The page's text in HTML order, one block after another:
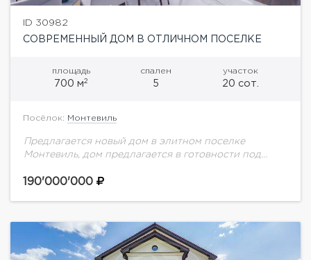
ID 30982
СОВРЕМЕННЫЙ ДОМ В ОТЛИЧНОМ ПОСЕЛКЕ
площадь
700 м2
спален
5
участок
20 сот.
Посёлок: Монтевиль
Предлагается новый дом в элитном поселке
Монтевиль, дом предлагается в готовности под
отделка, ожидает новых хозяев, современная кухня,
190'000'000